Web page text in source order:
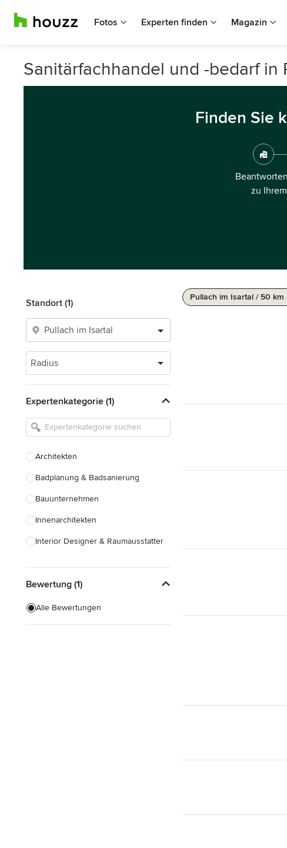
Fotos Experten finden Magazin
Sanitärfachhandel und -bedarf in
Finden Sie
zu
Standort (1)
Radius
Expertenkategorie (1)
Architekten
Badplanung & Badsanierung
Bauunternehmen
Innenarchitekten
Interior Designer & Raumausstatter
Landschaftsarchitekten
Armaturen & Sanitärbedarf
Beleuchtung
Bewertung (1)
Alle Bewertungen
Pullach im Isartal / 50 km